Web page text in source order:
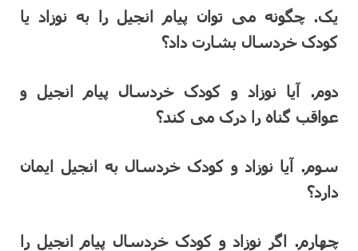
یک. چگونه می توان پیام انجیل را به نوزاد یا
کودک خردسال بشارت داد؟
دوم. آیا نوزاد و کودک خردسال پیام انجیل و
عواقب گناه را درک می کند؟
سوم. آیا نوزاد و کودک خردسال به انجیل ایمان
دارد؟
چهارم. اگر نوزاد و کودک خردسال پیام انجیل را